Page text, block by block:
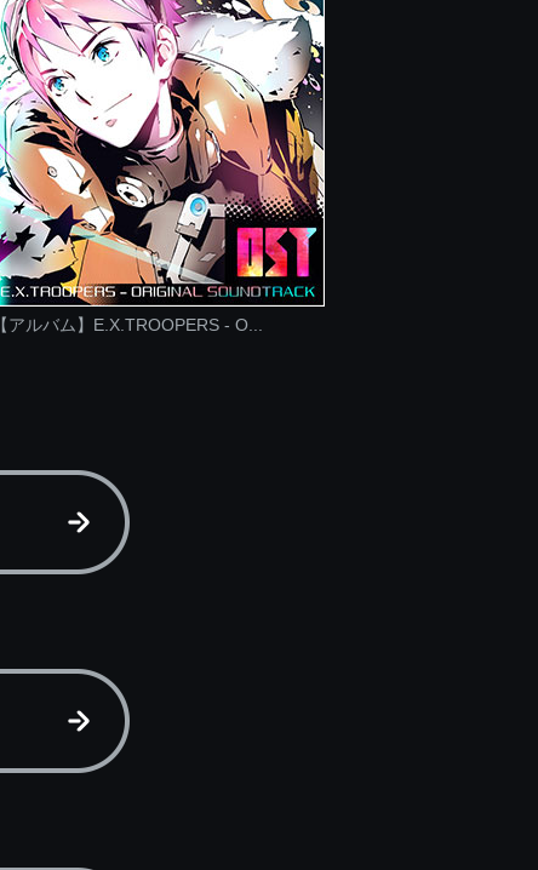
【アルバム】E.X.TROOPERS - O...